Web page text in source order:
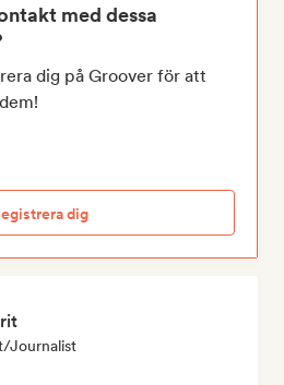
med dessa
dig på Groover för att
dig
Journalist